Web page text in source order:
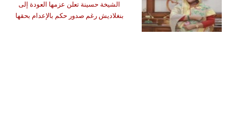
الشيخة حسينة تعلن عزمها العودة إلى
بنغلاديش رغم صدور حكم بالإعدام بحقها